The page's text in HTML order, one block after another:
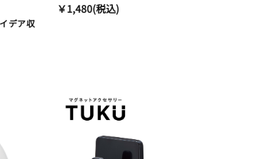
デア収
￥1,480(税込)